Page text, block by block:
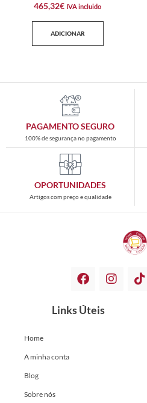
465,32€ IVA incluido
ADICIONAR
PAGAMENTO SEGURO
100% de segurança no pagamento
OPORTUNIDADES
Artigos com preço e qualidade
Links Úteis
Home
A minha conta
Blog
Sobre nós